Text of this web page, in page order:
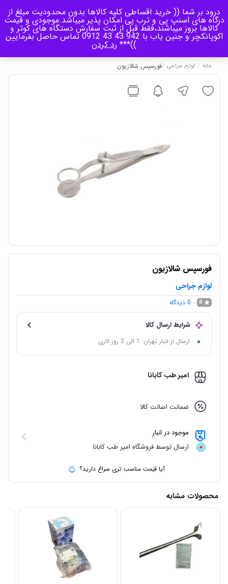
منو
0
خانه / لوازم جراحی /فورسپس شالازیون
فورسپس شالازیون
لوازم جراحی
0
0 دیدگاه
شرایط ارسال کالا
ارسال از انبار تهران: 1 الی 2 روز کاری
امیر طب کابانا
ضمانت اصالت کالا
موجود در انبار
ارسال توسط فروشگاه امیر طب کابانا
آیا قیمت مناسب تری سراغ دارید؟
محصولات مشابه
درود بر شما (( خرید اقساطی کلیه کالاها بدون محدودیت مبلغ از
درگاه های اسنپ پی و ترب پی امکان پذیر میباشد.موجودی و قیمت
کالاها بروز میباشند،فقط قبل از ثبت سفارش دستگاه های کوتر و
اکوپانکچر و جنین یاب با 942 43 43 0912 تماس حاصل بفرمایین
))*** رد کردن